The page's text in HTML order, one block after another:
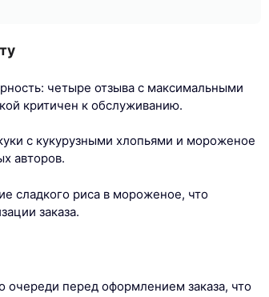
четыре отзыва с максимальными
критичен к обслуживанию.
с кукурузными хлопьями и мороженое
авторов.
сладкого риса в мороженое, что
заказа.
перед оформлением заказа, что